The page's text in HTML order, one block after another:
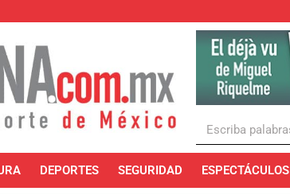
DEPORTES SEGURIDAD ESPECTÁCULOS